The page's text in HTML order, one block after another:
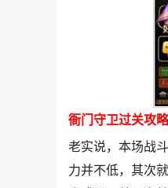
衙门守卫过关攻略
老实说，本场战
力并不低，其次